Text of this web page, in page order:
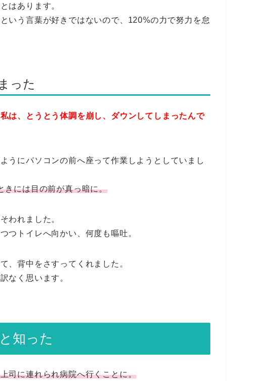
はあります。
いう言葉が好きではないので、120%の力で努力を怠
った
は、とうとう体調を崩し、ダウンしてしまったんで
うにパソコンの前へ座って作業しようとしていまし
きには目の前が真っ暗に。
われました。
つトイレへ向かい、何度も嘔吐。
、背中をさすってくれました。
なく思います。
知った
司に連れられ病院へ行くことに。